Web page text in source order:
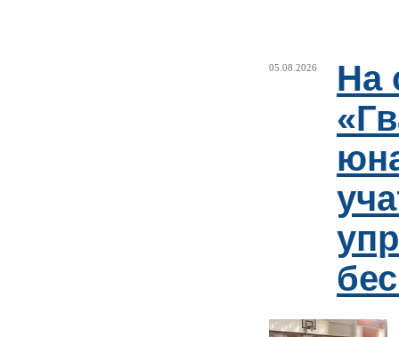
05.08.2026
На